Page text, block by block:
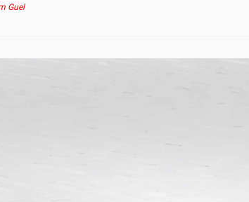
Guel